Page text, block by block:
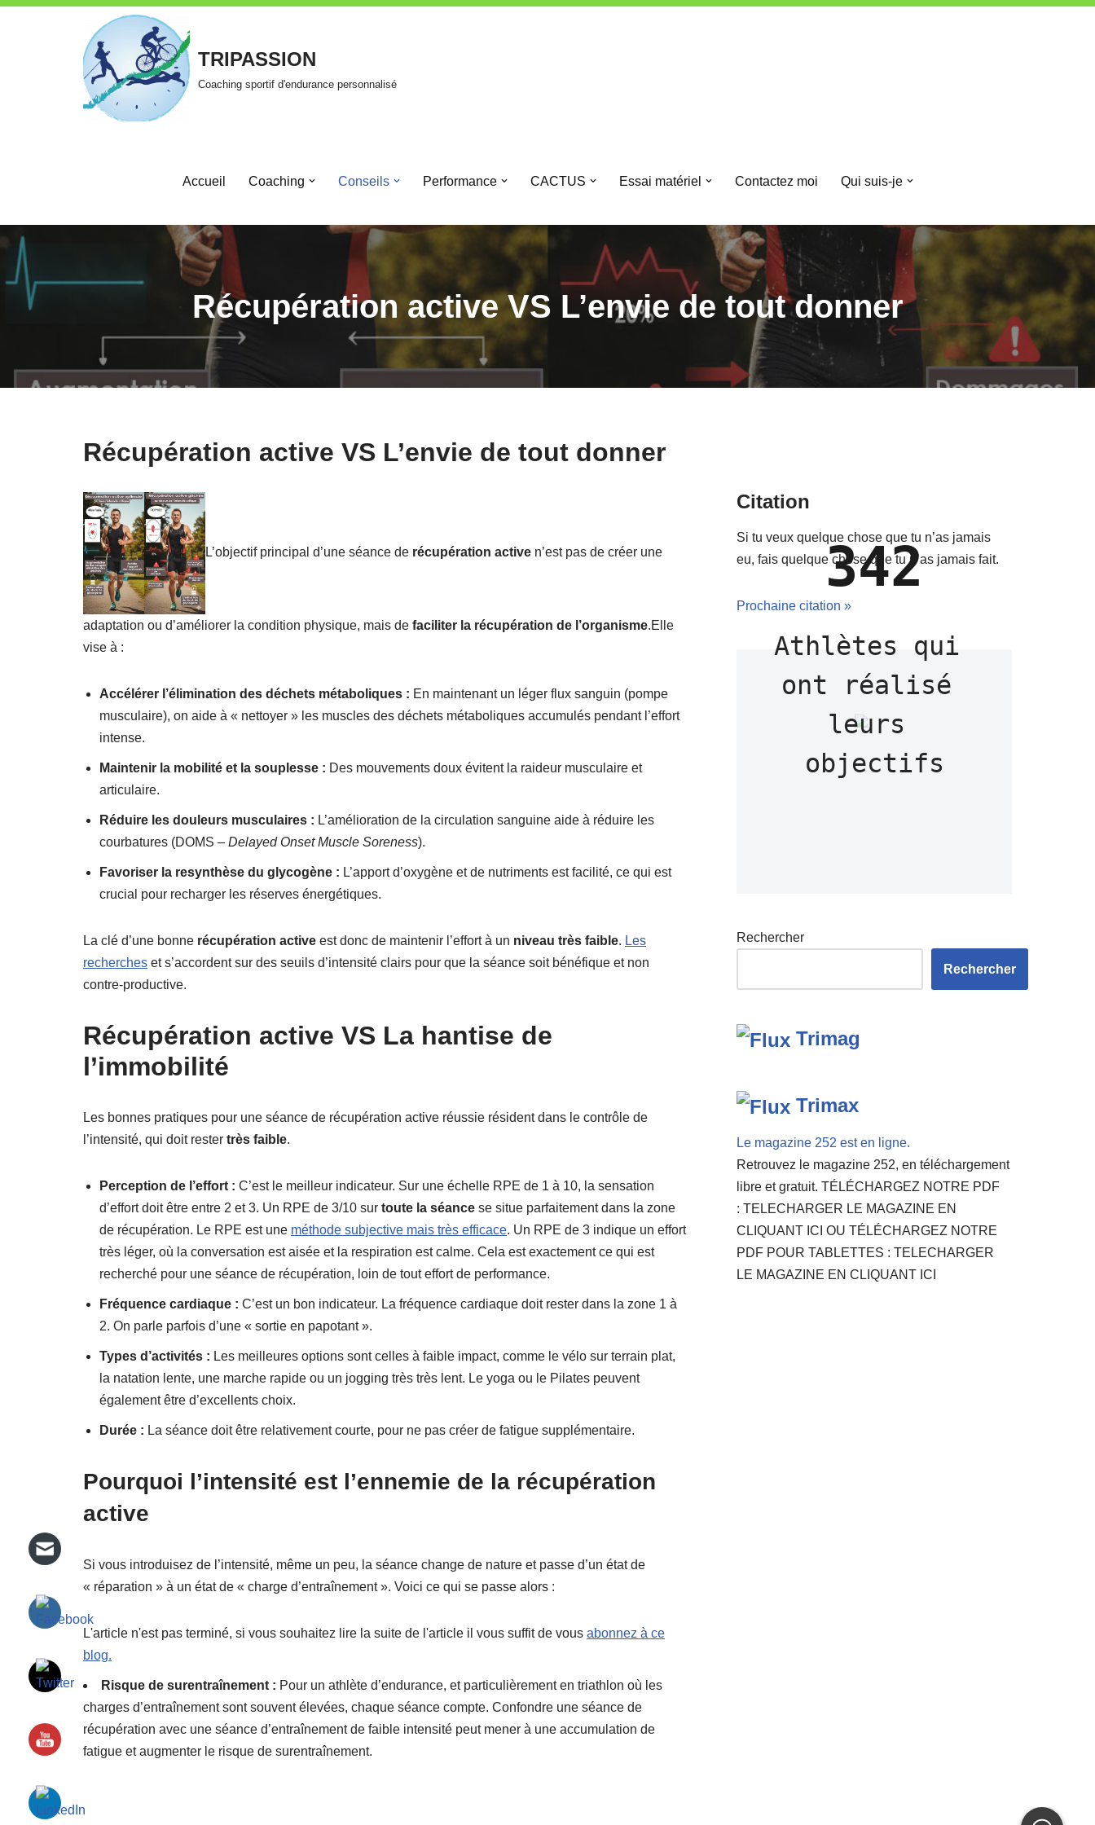
TRIPASSION
Coaching sportif d'endurance personnalisé
Accueil Coaching Conseils Performance CACTUS Essai matériel Contactez moi Qui suis-je
Récupération active VS L’envie de tout donner
Récupération active VS L’envie de tout donner
L’objectif principal d’une séance de récupération active n’est pas de créer une
adaptation ou d’améliorer la condition physique, mais de faciliter la récupération de l’organisme.Elle
vise à :
Accélérer l’élimination des déchets métaboliques : En maintenant un léger flux sanguin (pompe
musculaire), on aide à « nettoyer » les muscles des déchets métaboliques accumulés pendant l’effort
intense.
Maintenir la mobilité et la souplesse : Des mouvements doux évitent la raideur musculaire et
articulaire.
Réduire les douleurs musculaires : L’amélioration de la circulation sanguine aide à réduire les
courbatures (DOMS – Delayed Onset Muscle Soreness).
Favoriser la resynthèse du glycogène : L’apport d’oxygène et de nutriments est facilité, ce qui est
crucial pour recharger les réserves énergétiques.
La clé d’une bonne récupération active est donc de maintenir l’effort à un niveau très faible. Les
recherches et s’accordent sur des seuils d’intensité clairs pour que la séance soit bénéfique et non
contre-productive.
Récupération active VS La hantise de
l’immobilité
Les bonnes pratiques pour une séance de récupération active réussie résident dans le contrôle de
l’intensité, qui doit rester très faible.
Perception de l’effort : C’est le meilleur indicateur. Sur une échelle RPE de 1 à 10, la sensation
d’effort doit être entre 2 et 3. Un RPE de 3/10 sur toute la séance se situe parfaitement dans la zone
de récupération. Le RPE est une méthode subjective mais très efficace. Un RPE de 3 indique un effort
très léger, où la conversation est aisée et la respiration est calme. Cela est exactement ce qui est
recherché pour une séance de récupération, loin de tout effort de performance.
Fréquence cardiaque : C’est un bon indicateur. La fréquence cardiaque doit rester dans la zone 1 à
2. On parle parfois d’une « sortie en papotant ».
Types d’activités : Les meilleures options sont celles à faible impact, comme le vélo sur terrain plat,
la natation lente, une marche rapide ou un jogging très très lent. Le yoga ou le Pilates peuvent
également être d’excellents choix.
Durée : La séance doit être relativement courte, pour ne pas créer de fatigue supplémentaire.
Pourquoi l’intensité est l’ennemie de la récupération
active
Si vous introduisez de l’intensité, même un peu, la séance change de nature et passe d’un état de
« réparation » à un état de « charge d’entraînement ». Voici ce qui se passe alors :
L'article n'est pas terminé, si vous souhaitez lire la suite de l'article il vous suffit de vous abonnez à ce
blog.
Risque de surentraînement : Pour un athlète d’endurance, et particulièrement en triathlon où les
charges d’entraînement sont souvent élevées, chaque séance compte. Confondre une séance de
récupération avec une séance d’entraînement de faible intensité peut mener à une accumulation de
fatigue et augmenter le risque de surentraînement.
Citation
Si tu veux quelque chose que tu n’as jamais
eu, fais quelque chose que tu n’as jamais fait.
Prochaine citation »
342
Athlètes qui
ont réalisé
leurs
objectifs
Rechercher
Rechercher
Trimag
Trimax
Le magazine 252 est en ligne.
Retrouvez le magazine 252, en téléchargement
libre et gratuit. TÉLÉCHARGEZ NOTRE PDF
: TELECHARGER LE MAGAZINE EN
CLIQUANT ICI OU TÉLÉCHARGEZ NOTRE
PDF POUR TABLETTES : TELECHARGER
LE MAGAZINE EN CLIQUANT ICI